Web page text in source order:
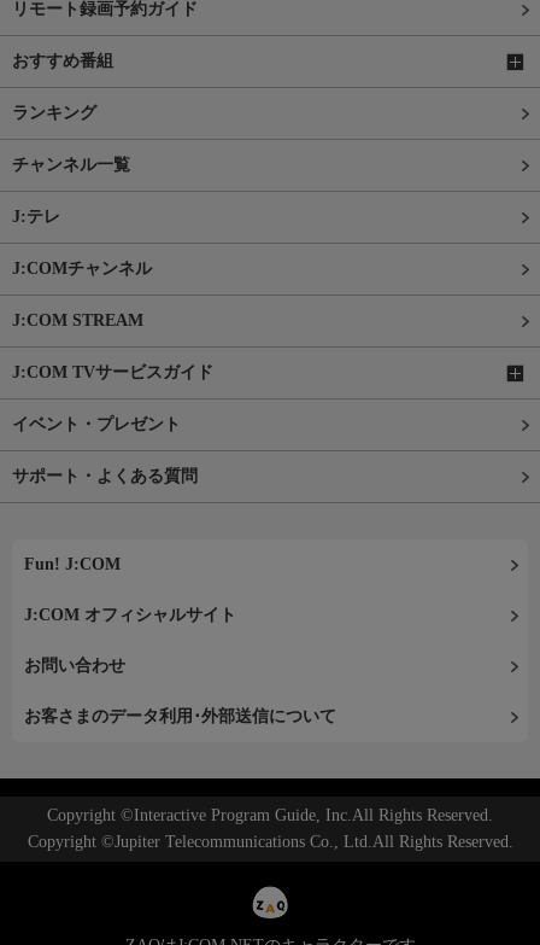
リモート録画予約ガイド
おすすめ番組
ランキング
チャンネル一覧
J:テレ
J:COMチャンネル
J:COM STREAM
J:COM TVサービスガイド
イベント・プレゼント
サポート・よくある質問
Fun! J:COM
J:COM オフィシャルサイト
お問い合わせ
お客さまのデータ利用･外部送信について
Copyright ©Interactive Program Guide, Inc.All Rights Reserved.
Copyright ©Jupiter Telecommunications Co., Ltd.All Rights Reserved.